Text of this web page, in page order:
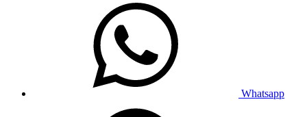
Whatsapp